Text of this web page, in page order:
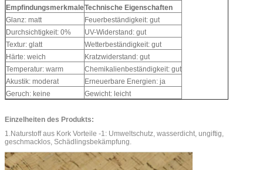
EmpfindungsmerkmaleTechnische Eigenschaften
Glanz: matt
Feuerbeständigkeit: gut
Durchsichtigkeit: 0%
UV-Widerstand: gut
Textur: glatt
Wetterbeständigkeit: gut
Härte: weich
Kratzwiderstand: gut
Temperatur: warm
Chemikalienbeständigkeit: gut
Akustik: moderat
Erneuerbare Energien: ja
Geruch: keine
Gewicht: leicht
Einzelheiten des Produkts:
1.Naturstoff aus Kork Vorteile -1: Umweltschutz, wasserdicht, ungiftig,
geschmacklos, Schädlingsbekämpfung.